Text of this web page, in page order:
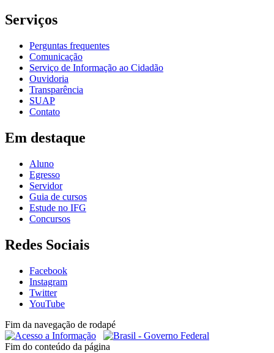
Serviços
Perguntas frequentes
Comunicação
Serviço de Informação ao Cidadão
Ouvidoria
Transparência
SUAP
Contato
Em destaque
Aluno
Egresso
Servidor
Guia de cursos
Estude no IFG
Concursos
Redes Sociais
Facebook
Instagram
Twitter
YouTube
Fim da navegação de rodapé
Fim do conteúdo da página